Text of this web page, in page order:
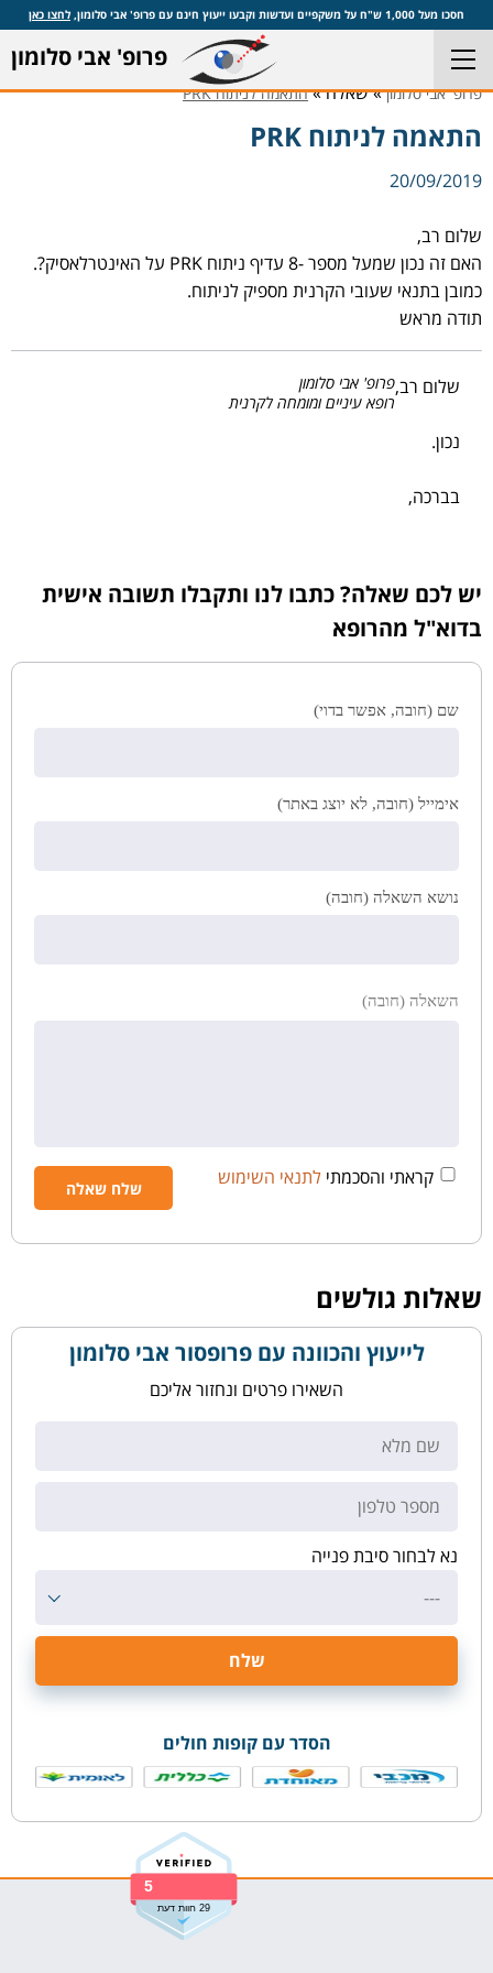
חסכו מעל 1,000 ש"ח על משקפיים ועדשות וקבעו ייעוץ חינם עם פרופ' אבי סלומון, לחצו כאן
פרופ' אבי סלומון
פרופ' אבי סלומון» שאלה »התאמה לניתוח PRK
התאמה לניתוח PRK
20/09/2019
שלום רב,
האם זה נכון שמעל מספר -8 עדיף ניתוח PRK על האינטרלאסיק?.
כמובן בתנאי שעובי הקרנית מספיק לניתוח.
תודה מראש
שלום רב,
נכון.
בברכה,
פרופ' אבי סלומון
רופא עיניים ומומחה לקרנית
יש לכם שאלה? כתבו לנו ותקבלו תשובה אישית
בדוא"ל מהרופא
שם (חובה, אפשר בדוי)
אימייל (חובה, לא יוצג באתר)
נושא השאלה (חובה)
השאלה (חובה)
קראתי והסכמתי לתנאי השימוש
שאלות גולשים
לייעוץ והכוונה עם פרופסור אבי סלומון
השאירו פרטים ונחזור אליכם
נא לבחור סיבת פנייה
---
הסדר עם קופות חולים
5
29 חוות דעת